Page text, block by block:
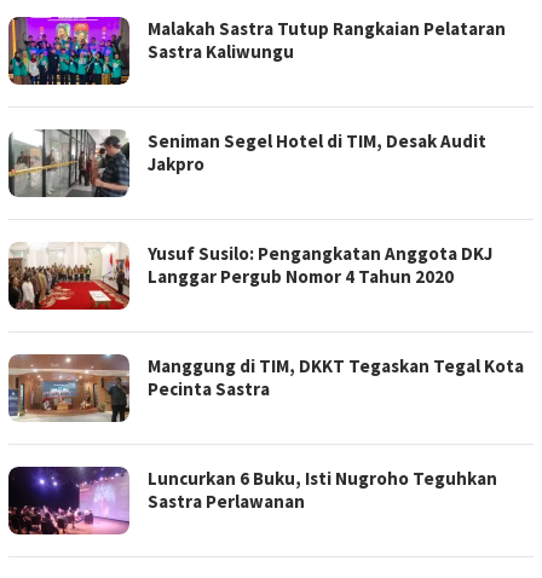
Malakah Sastra Tutup Rangkaian Pelataran
Sastra Kaliwungu
Seniman Segel Hotel di TIM, Desak Audit
Jakpro
Yusuf Susilo: Pengangkatan Anggota DKJ
Langgar Pergub Nomor 4 Tahun 2020
Manggung di TIM, DKKT Tegaskan Tegal Kota
Pecinta Sastra
Luncurkan 6 Buku, Isti Nugroho Teguhkan
Sastra Perlawanan